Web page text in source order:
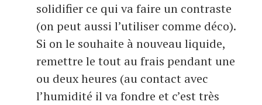
solidifier ce qui va faire un contraste
(on peut aussi l’utiliser comme déco).
Si on le souhaite à nouveau liquide,
remettre le tout au frais pendant une
ou deux heures (au contact avec
l’humidité il va fondre et c’est très